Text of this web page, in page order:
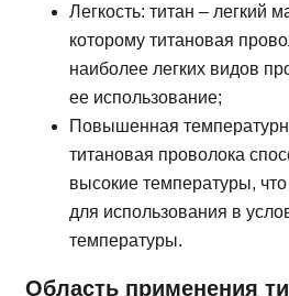
Легкость: титан – легкий
которому титановая
наиболее легких видов
ее использование;
Повышенная
титановая проволока
высокие температуры,
для использования в
температуры.
Область применения